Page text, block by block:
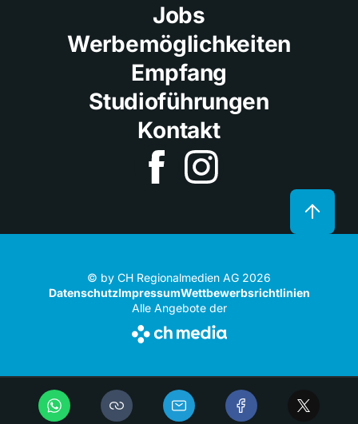
Jobs
Werbemöglichkeiten
Empfang
Studioführungen
Kontakt
© by CH Regionalmedien AG 2026
DatenschutzImpressumWettbewerbsrichtlinien
Alle Angebote der